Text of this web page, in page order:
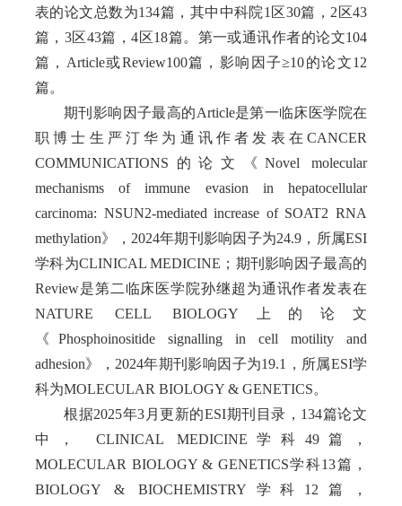
表的论文总数为134篇 ，其中 中科院1 区30篇， 2 区43
篇， 3区43篇，4区18篇。第一或通讯作者的论文104
篇， Article或Review100篇 ， 影响因子≥10的论文12
篇。
期刊影响因子最高的Article是第一临床医学院在
职博士生 严汀华为 通讯作者 发表在CANCER
COMMUNICATIONS 的论文 《Novel molecular
mechanisms of immune evasion in hepatocellular
carcinoma: NSUN2-mediated increase of SOAT2 RNA
methylation》 ， 2024年期刊影响因子为24.9 ，所属ESI
学科为CLINICAL MEDICINE ；期刊影响因子最高的
Review是第二临床医学院孙继超 为通讯作者发表在
NATURE CELL BIOLOGY 上的论文
《 Phosphoinositide signalling in cell motility and
adhesion》， 2024年期刊影响因子为19.1 ，所属ESI学
科为MOLECULAR BIOLOGY & GENETICS。
根据2025年3 月更新的ESI期刊目录 ， 134篇论文
中， CLINICAL MEDICINE 学科 49篇，
MOLECULAR BIOLOGY & GENETICS学科13篇，
BIOLOGY & BIOCHEMISTRY 学科 12 篇，